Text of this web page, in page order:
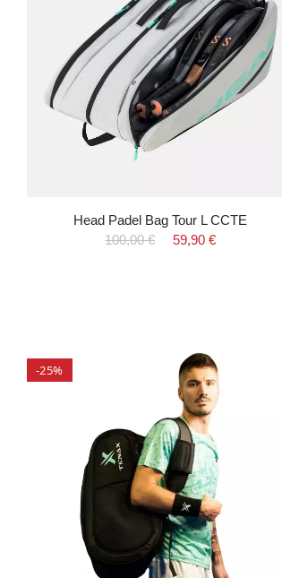
Head Padel Bag Tour L CCTE
100,00 €
59,90 €
-25%